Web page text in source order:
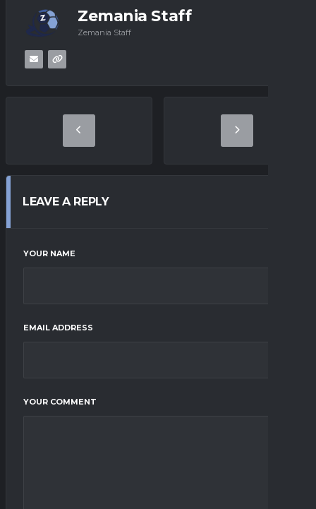
Zemania Staff
Zemania Staff
LEAVE A REPLY
YOUR NAME
EMAIL ADDRESS
YOUR COMMENT